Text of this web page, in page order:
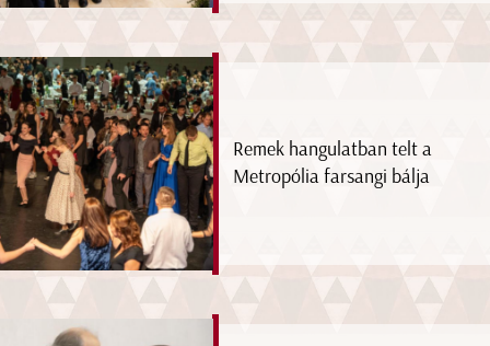
Remek hangulatban telt a
Metropólia farsangi bálja